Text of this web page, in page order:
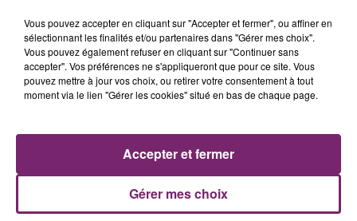
FM
Vous pouvez accepter en cliquant sur "Accepter et fermer", ou affiner en
sélectionnant les finalités et/ou partenaires dans "Gérer mes choix".
Vous pouvez également refuser en cliquant sur "Continuer sans
accepter". Vos préférences ne s'appliqueront que pour ce site. Vous
pouvez mettre à jour vos choix, ou retirer votre consentement à tout
moment via le lien "Gérer les cookies" situé en bas de chaque page.
Gérer mes choix
Accepter et fermer